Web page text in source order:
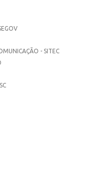
- SITEC